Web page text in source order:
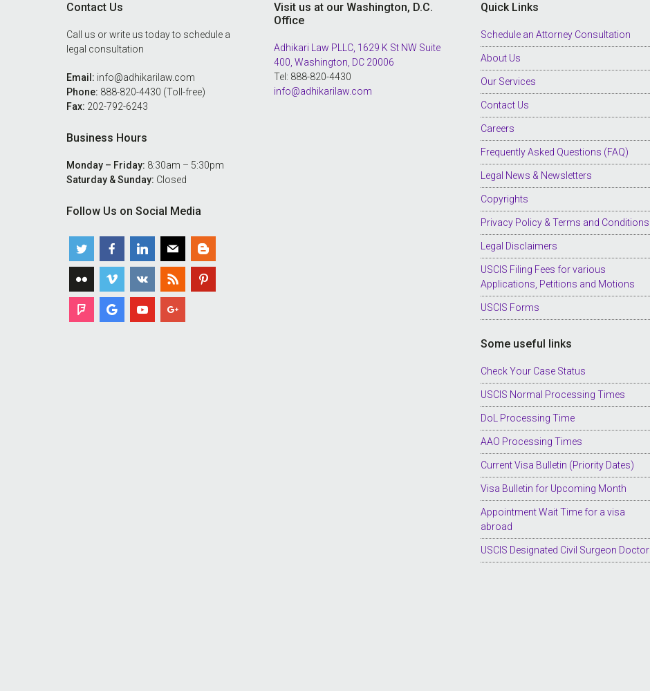
Contact Us
Call us or write us today to schedule a
legal consultation
Email: info@adhikarilaw.com
Phone: 888-820-4430 (Toll-free)
Fax: 202-792-6243
Business Hours
Monday – Friday: 8:30am – 5:30pm
Saturday & Sunday: Closed
Follow Us on Social Media
Visit us at our Washington, D.C.
Office
Adhikari Law PLLC, 1629 K St NW Suite
400, Washington, DC 20006
Tel: 888-820-4430
info@adhikarilaw.com
Quick Links
Schedule an Attorney Consultation
About Us
Our Services
Contact Us
Careers
Frequently Asked Questions (FAQ)
Legal News & Newsletters
Copyrights
Privacy Policy & Terms and Conditions
Legal Disclaimers
USCIS Filing Fees for various
Applications, Petitions and Motions
USCIS Forms
Some useful links
Check Your Case Status
USCIS Normal Processing Times
DoL Processing Time
AAO Processing Times
Current Visa Bulletin (Priority Dates)
Visa Bulletin for Upcoming Month
Appointment Wait Time for a visa
abroad
USCIS Designated Civil Surgeon Doctor